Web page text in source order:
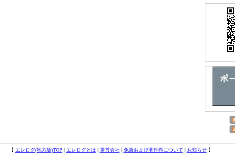
【 エレログ(地方版)TOP | エレログとは | 運営会社| 免責および著作権について | お知らせ】